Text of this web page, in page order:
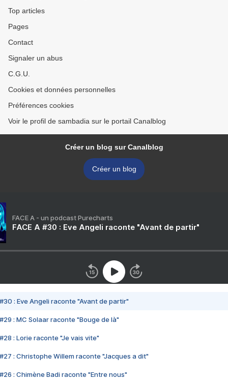
Top articles
Pages
Contact
Signaler un abus
C.G.U.
Cookies et données personnelles
Préférences cookies
Voir le profil de sambadia sur le portail Canalblog
Créer un blog sur Canalblog
Créer un blog
FACE A - un podcast Purecharts
FACE A #30 : Eve Angeli raconte "Avant de partir"
#30 : Eve Angeli raconte "Avant de partir"
#29 : MC Solaar raconte "Bouge de là"
#28 : Lorie raconte "Je vais vite"
#27 : Christophe Willem raconte "Jacques a dit"
#26 : Chimène Badi raconte "Entre nous"